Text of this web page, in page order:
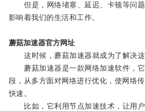
但是，网络堵塞、延迟、卡顿等问题
影响着我们的生活和工作。
蘑菇加速器官方网址
这时候，蘑菇加速器就成为了解决这
蘑菇加速器是一款网络加速软件，它
段，从多方面对网络进行优化，使网络传
快速。
比如，它利用节点加速技术，让用户